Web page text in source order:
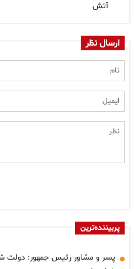
آتش
ارسال نظر
پربیننده‌ترین
پسر و مشاور رئیس جمهور: